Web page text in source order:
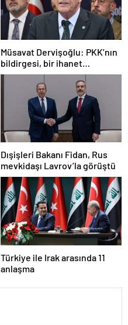
Müsavat Dervişoğlu: PKK’nın
bildirgesi, bir ihanet
açıklamasıdır
Dışişleri Bakanı Fidan, Rus
mevkidaşı Lavrov’la görüştü
Türkiye ile Irak arasında 11
anlaşma